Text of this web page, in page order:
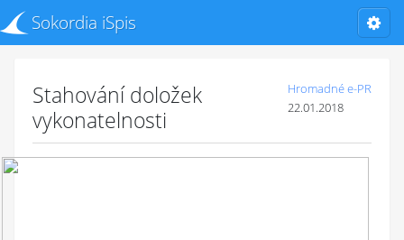
Sokordia iSpis
Hromadné e-PR
22.01.2018
Stahování doložek
vykonatelnosti